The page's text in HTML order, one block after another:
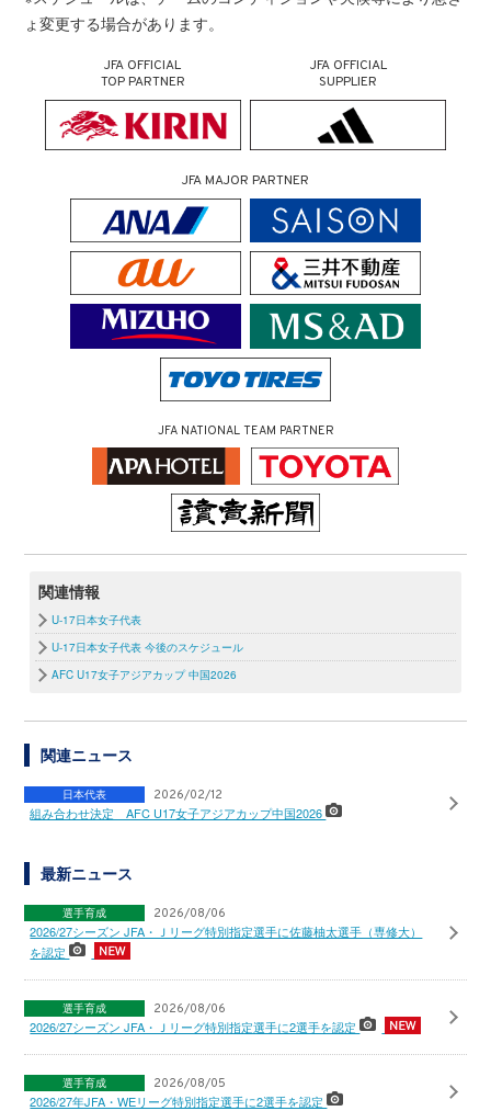
ょ変更する場合があります。
JFA OFFICIAL
TOP PARTNER
JFA OFFICIAL
SUPPLIER
JFA MAJOR PARTNER
JFA NATIONAL TEAM PARTNER
関連情報
U-17日本女子代表
U-17日本女子代表 今後のスケジュール
AFC U17女子アジアカップ 中国2026
関連ニュース
日本代表 2026/02/12
組み合わせ決定 AFC U17女子アジアカップ中国2026
最新ニュース
選手育成 2026/08/06
2026/27シーズン JFA・Ｊリーグ特別指定選手に佐藤柚太選手（専修大）
を認定
選手育成 2026/08/06
2026/27シーズン JFA・Ｊリーグ特別指定選手に2選手を認定
選手育成 2026/08/05
2026/27年JFA・WEリーグ特別指定選手に2選手を認定